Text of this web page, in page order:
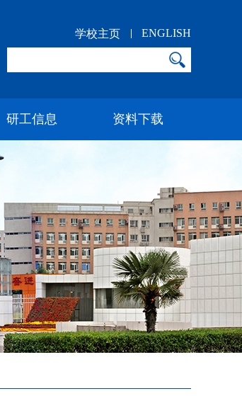
学校主页 ENGLISH
研工信息 资料下载